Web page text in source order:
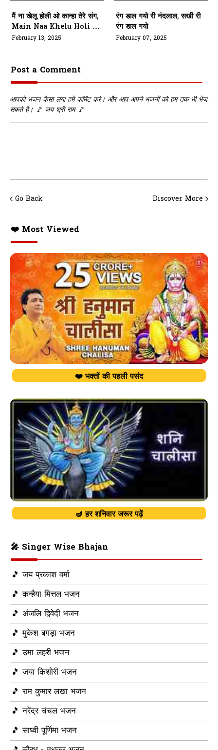
मैं ना खेलू होली ओ कान्हा तेरे संग,
Main Naa Khelu Holi O
Kanha Tere Sang
February 13, 2025
रंग डाल गयो री नंदलाल, सखी री
रंग डाल गयो
February 07, 2025
Post a Comment
आपको भजन कैसा लगा हमे कॉमेंट करे। और आप अपने भजनों को हम तक भी भेज
सकते है। 🚩 जय श्री राम 🚩
Go Back Discover More
❤️ Most Viewed
❤️ भक्तों की पहली पसंद
🪔 हर शनिवार जरूर पढ़ें
🎤 Singer Wise Bhajan
🎵 जय प्रकाश वर्मा
🎵 कन्हैया मित्तल भजन
🎵 अंजलि द्विवेदी भजन
🎵 मुकेश बगड़ा भजन
🎵 उमा लहरी भजन
🎵 जया किशोरी भजन
🎵 राम कुमार लखा भजन
🎵 नरेंद्र चंचल भजन
🎵 साध्वी पूर्णिमा भजन